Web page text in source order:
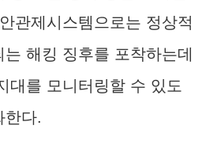
관제시스템으로는 정상적
해킹 징후를 포착하는데
대를 모니터링할 수 있도
한다.